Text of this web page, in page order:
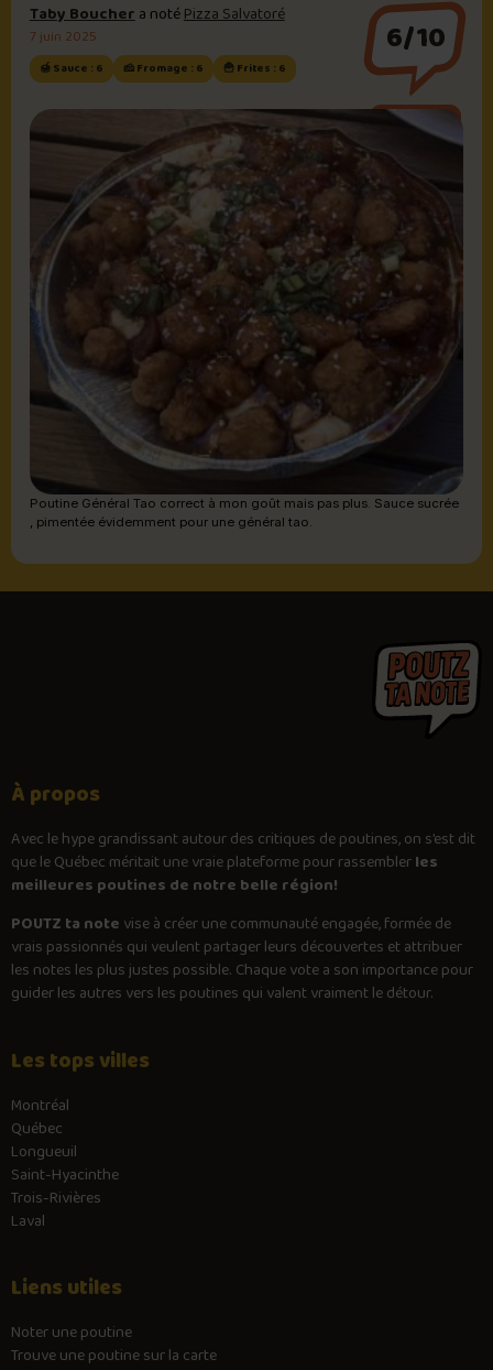
Taby Bouchera notéPizza Salvatoré
7 juin 2025
🍯 Sauce : 6 🧀 Fromage : 6 🍟 Frites : 6
6/10
Sauce brune
Poutine Général Tao correct à mon goût mais pas plus. Sauce sucrée
, pimentée évidemment pour une général tao.
À propos
Avec lehypegrandissant autour des critiques de poutines, on s’est dit
que le Québec méritait une vraie plateforme pour rassemblerles
meilleures poutines de notre belle région!
POUTZ ta note vise à créer une communauté engagée, formée de
vrais passionnés qui veulent partager leurs découvertes et attribuer
les notes les plus justes possible. Chaque vote a son importance pour
guider les autres vers les poutines qui valent vraiment le détour.
Les tops villes
Montréal
Québec
Longueuil
Saint-Hyacinthe
Trois-Rivières
Laval
Liens utiles
Noter une poutine
Trouve une poutine sur la carte